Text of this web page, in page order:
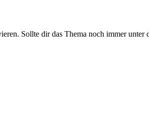
Sollte dir das Thema noch immer unter